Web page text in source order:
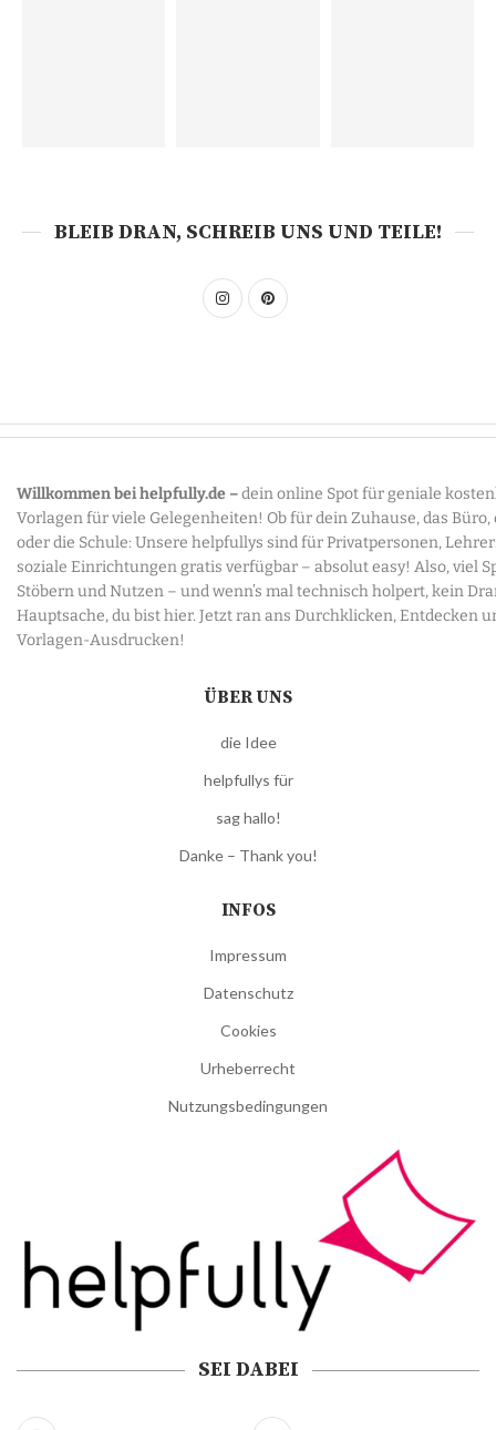
BLEIB DRAN, SCHREIB UNS UND TEILE!
Willkommen bei helpfully.de –dein online Spot für geniale
Vorlagen für viele Gelegenheiten! Ob für dein Zuhause, das Büro,
oder die Schule: Unsere helpfullys sind für Privatpersonen,
soziale Einrichtungen gratis verfügbar – absolut easy! Also, viel
Stöbern und Nutzen – und wenn’s mal technisch holpert, kein
Hauptsache, du bist hier. Jetzt ran ans Durchklicken, Entdecken
Vorlagen-Ausdrucken!
ÜBER UNS
die Idee
helpfullys für
sag hallo!
Danke – Thank you!
INFOS
Impressum
Datenschutz
Cookies
Urheberrecht
Nutzungsbedingungen
SEI DABEI